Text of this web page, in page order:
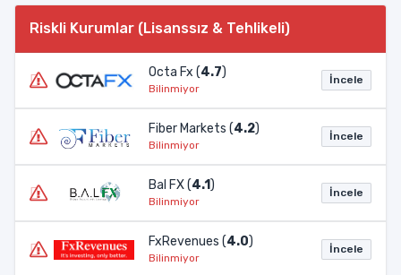
Riskli Kurumlar (Lisanssız & Tehlikeli)
Octa Fx (4.7)
Bilinmiyor
İncele
Fiber Markets (4.2)
Bilinmiyor
İncele
Bal FX (4.1)
Bilinmiyor
İncele
FxRevenues (4.0)
Bilinmiyor
İncele